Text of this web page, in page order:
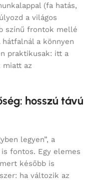
(fa hatás,
a világos
színű frontok mellé
a könnyen
praktikusak: itt a
miatt az
hosszú távú
legyen”, a
fontos. Egy elemes
később is
ha változik az